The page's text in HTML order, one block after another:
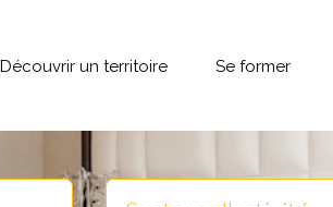
Découvrir un territoire Se former